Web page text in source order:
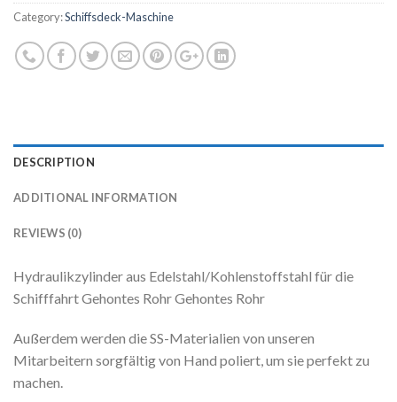
Category:Schiffsdeck-Maschine
DESCRIPTION
ADDITIONAL INFORMATION
REVIEWS (0)
Hydraulikzylinder aus Edelstahl/Kohlenstoffstahl für die
Schifffahrt Gehontes Rohr Gehontes Rohr
Außerdem werden die SS-Materialien von unseren
Mitarbeitern sorgfältig von Hand poliert, um sie perfekt zu
machen.